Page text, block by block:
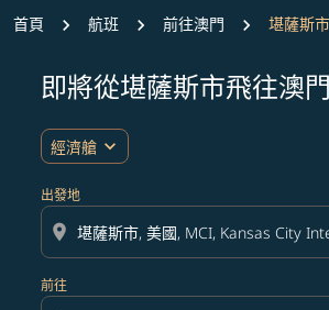
首頁 航班 前往澳門 堪薩斯
即將從堪薩斯市飛往澳
經濟艙 expand_more
出發地
location_on
前往
無符合您設定條件的票價，請調整篩